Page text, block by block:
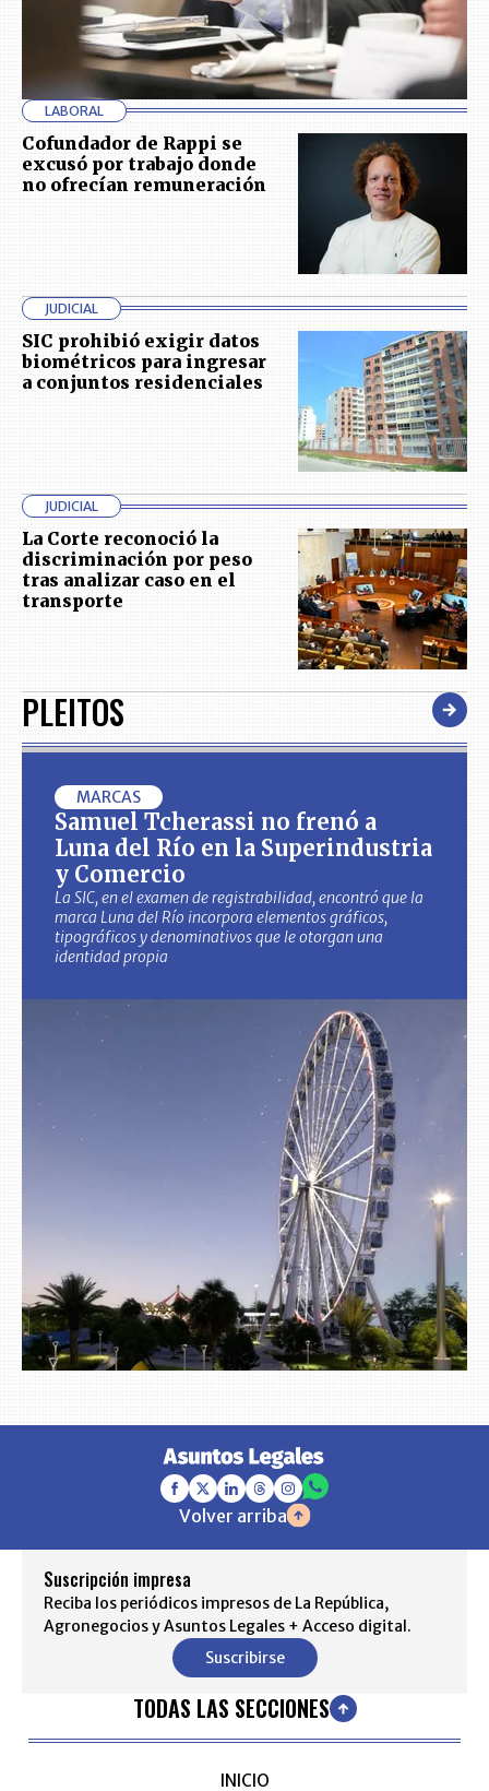
LABORAL
Cofundador de Rappi se
excusó por trabajo donde
no ofrecían remuneración
JUDICIAL
SIC prohibió exigir datos
biométricos para ingresar
a conjuntos residenciales
JUDICIAL
La Corte reconoció la
discriminación por peso
tras analizar caso en el
transporte
PLEITOS
MARCAS
Samuel Tcherassi no frenó a
Luna del Río en la Superindustria
y Comercio
La SIC, en el examen de registrabilidad, encontró que la
marca Luna del Río incorpora elementos gráficos,
tipográficos y denominativos que le otorgan una
identidad propia
Volver arriba
Suscripción impresa
Reciba los periódicos impresos de La República,
Agronegocios y Asuntos Legales + Acceso digital.
Suscribirse
TODAS LAS SECCIONES
INICIO